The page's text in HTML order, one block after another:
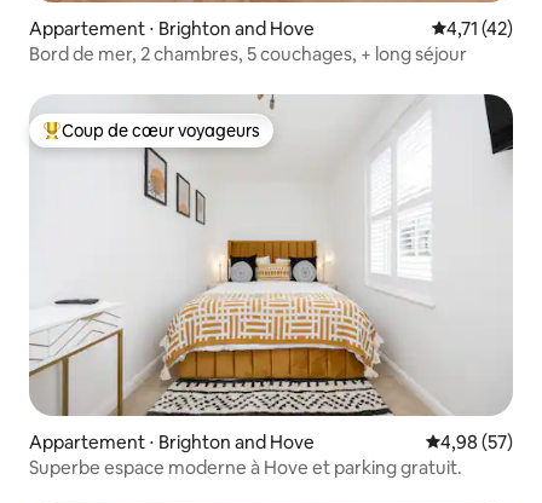
Appartement ⋅ Brighton and Hove Évaluation
4,71 (42)
Bord de mer, 2 chambres, 5 couchages, + long séjour
Coups de cœur voyageurs les plus appréciés
Coup de cœur voyageurs
Appartement ⋅ Brighton and Hove Évaluation
4,98 (57)
Superbe espace moderne à Hove et parking gratuit.